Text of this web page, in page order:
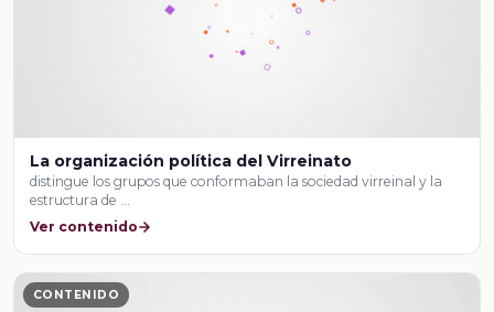
La organización política del Virreinato
distingue los grupos que conformaban la sociedad virreinal y la
estructura de …
Ver contenido
CONTENIDO